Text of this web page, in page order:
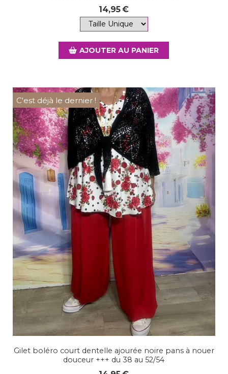
14,95€
AJOUTER AU PANIER
C'est déjà le dernier !
Gilet boléro court dentelle ajourée noire pans à nouer
douceur +++ du 38 au 52/54